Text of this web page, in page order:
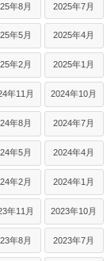
年8月 2025年7月
年5月 2025年4月
年2月 2025年1月
年11月 2024年10月
年8月 2024年7月
年5月 2024年4月
年2月 2024年1月
年11月 2023年10月
年8月 2023年7月